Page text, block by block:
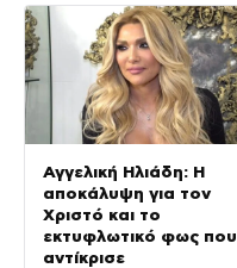
Αγγελική Ηλιάδη: Η
αποκάλυψη για τον
Χριστό και το
εκτυφλωτικό φως που
αντίκρισε